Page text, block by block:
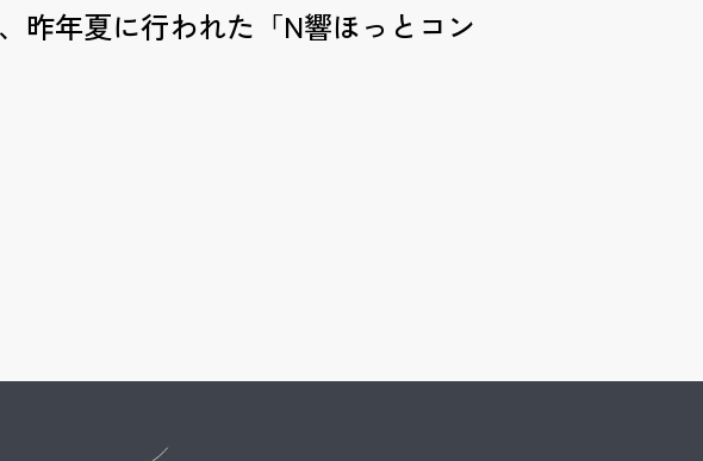
昨年夏に行われた「N響ほっとコン